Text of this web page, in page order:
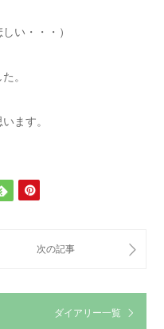
い・・・）
。
ます。
ダイアリー一覧